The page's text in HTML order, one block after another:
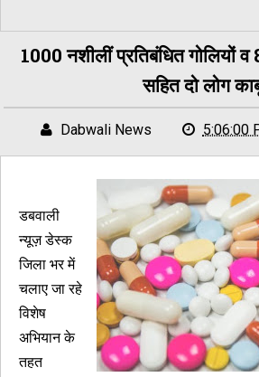
1000 नशीलीं प्रतिबंधित गोलियों
सहित दो लोग
Dabwali News 5:06:00
डबवाली
न्यूज़ डेस्क
जिला भर में
चलाए जा रहे
विशेष
अभियान के
तहत